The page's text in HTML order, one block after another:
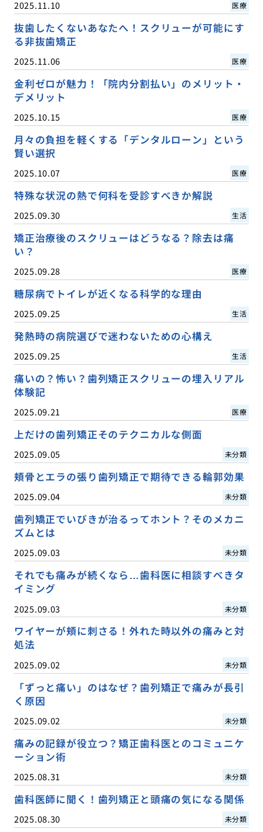
2025.11.10 医療
抜歯したくないあなたへ！スクリューが可能にす
る非抜歯矯正
2025.11.06 医療
金利ゼロが魅力！「院内分割払い」のメリット・
デメリット
2025.10.15 医療
月々の負担を軽くする「デンタルローン」という
賢い選択
2025.10.07 医療
特殊な状況の熱で何科を受診すべきか解説
2025.09.30 生活
矯正治療後のスクリューはどうなる？除去は痛
い？
2025.09.28 医療
糖尿病でトイレが近くなる科学的な理由
2025.09.25 生活
発熱時の病院選びで迷わないための心構え
2025.09.25 生活
痛いの？怖い？歯列矯正スクリューの埋入リアル
体験記
2025.09.21 医療
上だけの歯列矯正そのテクニカルな側面
2025.09.05 未分類
頬骨とエラの張り歯列矯正で期待できる輪郭効果
2025.09.04 未分類
歯列矯正でいびきが治るってホント？そのメカニ
ズムとは
2025.09.03 未分類
それでも痛みが続くなら…歯科医に相談すべきタ
イミング
2025.09.03 未分類
ワイヤーが頬に刺さる！外れた時以外の痛みと対
処法
2025.09.02 未分類
「ずっと痛い」のはなぜ？歯列矯正で痛みが長引
く原因
2025.09.02 未分類
痛みの記録が役立つ？矯正歯科医とのコミュニケ
ーション術
2025.08.31 未分類
歯科医師に聞く！歯列矯正と頭痛の気になる関係
2025.08.30 未分類